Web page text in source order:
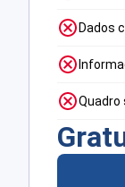
Dados